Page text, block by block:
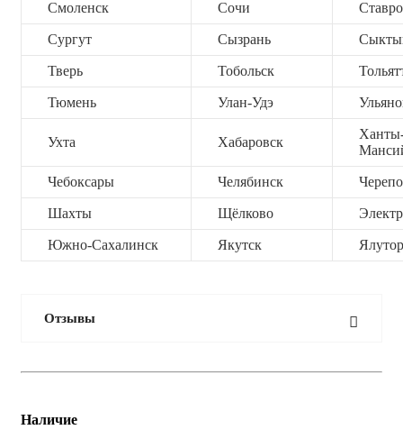
Смоленск Сочи
Сургут Сызрань
Тверь Тобольск
Тюмень Улан-Удэ
Ухта Хабаровск
Чебоксары Челябинск
Шахты Щёлково
Южно-Сахалинск Якутск
Отзывы
Наличие